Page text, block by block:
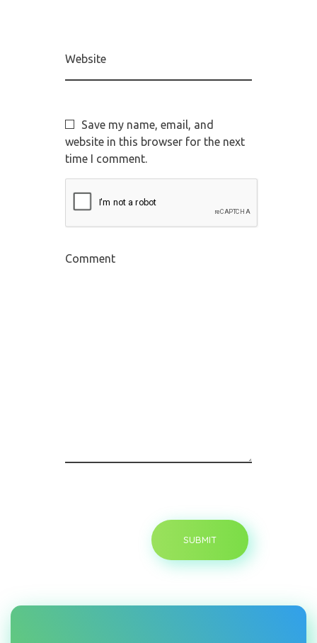
Website
Save my name, email, and
website in this browser for the next
time I comment.
Comment